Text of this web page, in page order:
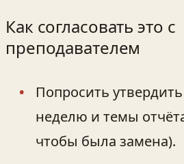
Как согласовать это с
преподавателем
Попросить
неделю и темы
чтобы была замена).